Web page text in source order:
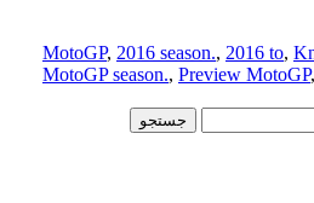
, 2016 season., 2016 to,
MotoGP season., Preview MotoGP,